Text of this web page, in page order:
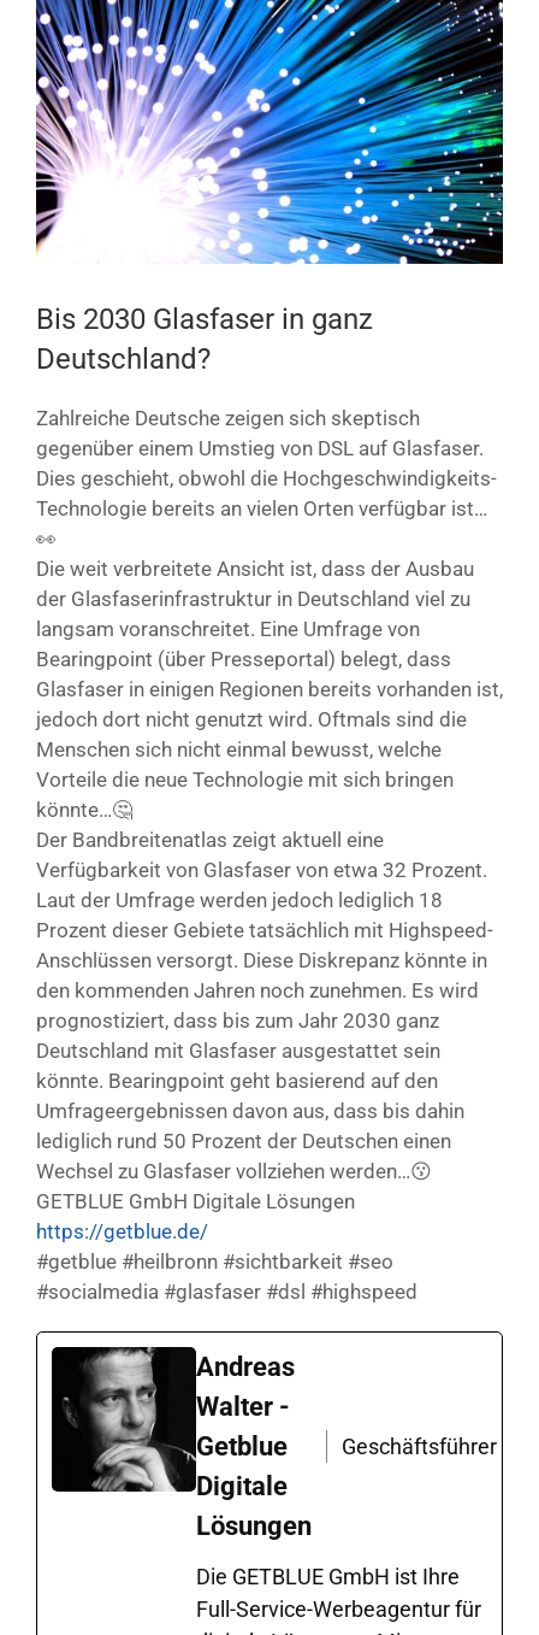
Bild
Bis 2030 Glasfaser in ganz
Deutschland?
Zahlreiche Deutsche zeigen sich skeptisch
gegenüber einem Umstieg von DSL auf Glasfaser.
Dies geschieht, obwohl die Hochgeschwindigkeits-
Technologie bereits an vielen Orten verfügbar ist…
👀
Die weit verbreitete Ansicht ist, dass der Ausbau
der Glasfaserinfrastruktur in Deutschland viel zu
langsam voranschreitet. Eine Umfrage von
Bearingpoint (über Presseportal) belegt, dass
Glasfaser in einigen Regionen bereits vorhanden ist,
jedoch dort nicht genutzt wird. Oftmals sind die
Menschen sich nicht einmal bewusst, welche
Vorteile die neue Technologie mit sich bringen
könnte…🤔
Der Bandbreitenatlas zeigt aktuell eine
Verfügbarkeit von Glasfaser von etwa 32 Prozent.
Laut der Umfrage werden jedoch lediglich 18
Prozent dieser Gebiete tatsächlich mit Highspeed-
Anschlüssen versorgt. Diese Diskrepanz könnte in
den kommenden Jahren noch zunehmen. Es wird
prognostiziert, dass bis zum Jahr 2030 ganz
Deutschland mit Glasfaser ausgestattet sein
könnte. Bearingpoint geht basierend auf den
Umfrageergebnissen davon aus, dass bis dahin
lediglich rund 50 Prozent der Deutschen einen
Wechsel zu Glasfaser vollziehen werden…😗
GETBLUE GmbH Digitale Lösungen
https://getblue.de/
#getblue #heilbronn #sichtbarkeit #seo
#socialmedia #glasfaser #dsl #highspeed
Andreas
Walter -
Getblue
Digitale
Lösungen
Geschäftsführer
Die GETBLUE GmbH ist Ihre
Full-Service-Werbeagentur für